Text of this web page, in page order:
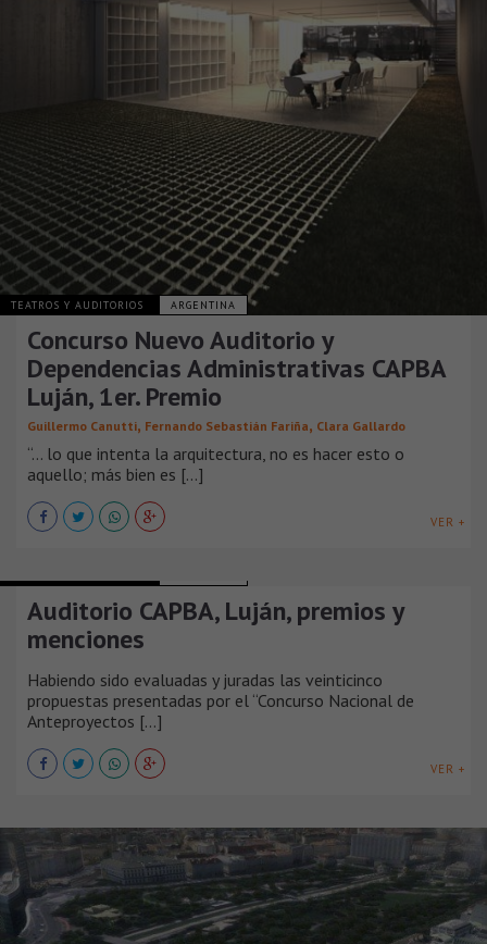
TEATROS Y AUDITORIOS ARGENTINA
Concurso Nuevo Auditorio y
Dependencias Administrativas CAPBA
Luján, 1er. Premio
Guillermo Canutti, Fernando Sebastián Fariña, Clara Gallardo
“… lo que intenta la arquitectura, no es hacer esto o
aquello; más bien es [...]
VER +
Auditorio CAPBA, Luján, premios y
menciones
Habiendo sido evaluadas y juradas las veinticinco
propuestas presentadas por el “Concurso Nacional de
Anteproyectos [...]
VER +